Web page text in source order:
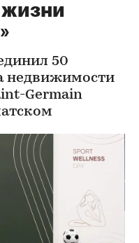
жизни
50
недвижимости
Germain